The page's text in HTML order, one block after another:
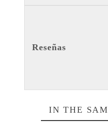
Reseñas
IN THE